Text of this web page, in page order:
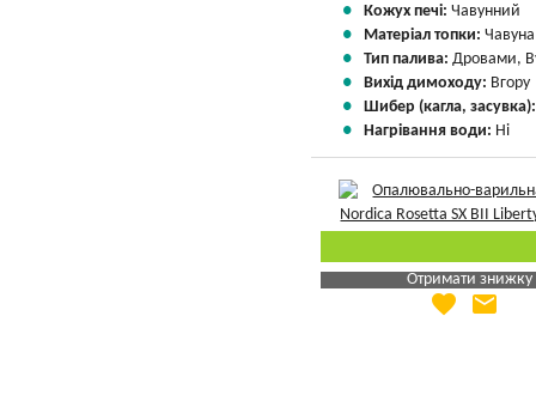
Кожух печі: Чавунний
Матеріал топки: Чавуна
Тип палива: Дровами,
Вихід димоходу: Вгору
Шибер (кагла,
Нагрівання води: Ні
Отримати знижку
Яка Ваша ціна
favorite email